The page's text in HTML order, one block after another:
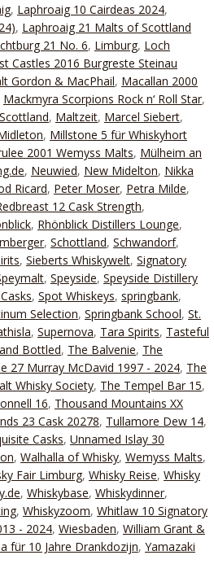
, Laphroaig 10 Cairdeas 2024,
, Laphroaig 21 Malts of Scottland
21 No. 6, Limburg, Loch
Castles 2016 Burgreste Steinau
Gordon & MacPhail, Macallan 2000
Mackmyra Scorpions Rock n‘ Roll Star,
, Maltzeit, Marcel Siebert,
, Millstone 5 für Whiskyhort
2001 Wemyss Malts, Mülheim an
, Neuwied, New Midelton, Nikka
Ricard, Peter Moser, Petra Milde,
12 Cask Strength,
, Rhönblick Distillers Lounge,
, Schottland, Schwandorf,
, Sieberts Whiskywelt, Signatory
, Speyside, Speyside Distillery
, Spot Whiskeys, springbank,
Selection, Springbank School, St.
, Supernova, Tara Spirits, Tasteful
Bottled, The Balvenie, The
27 Murray McDavid 1997 - 2024, The
Whisky Society, The Tempel Bar 15,
16, Thousand Mountains XX
23 Cask 20278, Tullamore Dew 14,
Casks, Unnamed Islay 30
, Walhalla of Whisky, Wemyss Malts,
Fair Limburg, Whisky Reise, Whisky
, Whiskybase, Whiskydinner,
, Whiskyzoom, Whitlaw 10 Signatory
- 2024, Wiesbaden, William Grant &
für 10 Jahre Drankdozijn, Yamazaki